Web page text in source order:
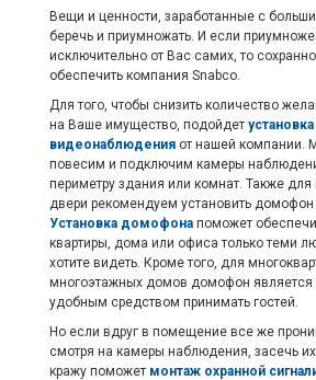
Вещи и ценности, заработанные с
беречь и приумножать. И если
исключительно от Вас самих, то
обеспечить компания Snabco.
Для того, чтобы снизить количество
на Ваше имущество, подойдет установка
видеонаблюденияот нашей компании.
повесим и подключим камеры
периметру здания или комнат. Также для
двери рекомендуем установить
Установка домофонапоможет
квартиры, дома или офиса только теми
хотите видеть. Кроме того, для
многоэтажных домов домофон
удобным средством принимать гостей.
Но если вдруг в помещение все же
смотря на камеры наблюдения, засечь их
кражу поможет монтаж охранной